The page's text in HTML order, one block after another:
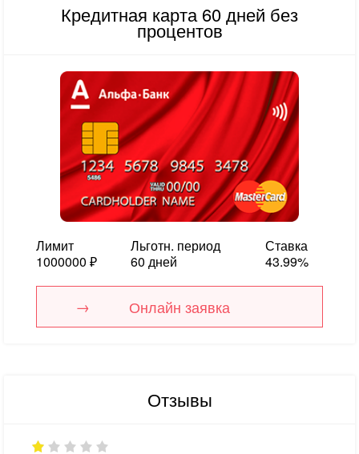
Кредитная карта 60 дней без
процентов
Лимит
1000000 ₽
Льготн. период
60 дней
Ставка
43.99%
Онлайн заявка
Отзывы